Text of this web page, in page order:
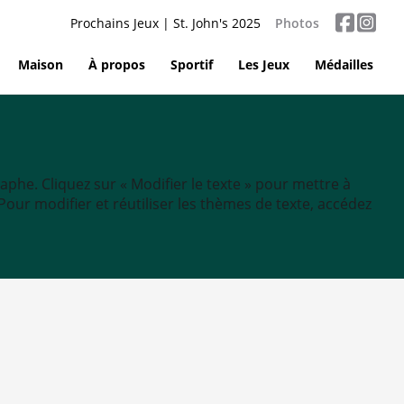
Prochains Jeux | St. John's 2025 Photos
Maison À propos Sportif Les Jeux Médailles
Cliquez sur « Modifier le texte » pour mettre à
modifier et réutiliser les thèmes de texte, accédez